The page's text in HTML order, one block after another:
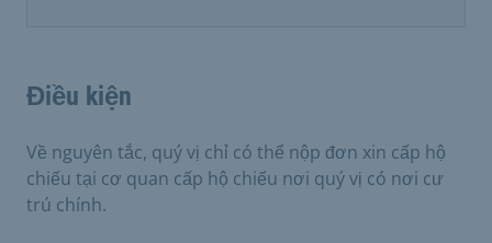
Điều kiện
Về nguyên tắc, quý vị chỉ có thể nộp đơn xin cấp hộ
chiếu tại cơ quan cấp hộ chiếu nơi quý vị có nơi cư
trú chính.